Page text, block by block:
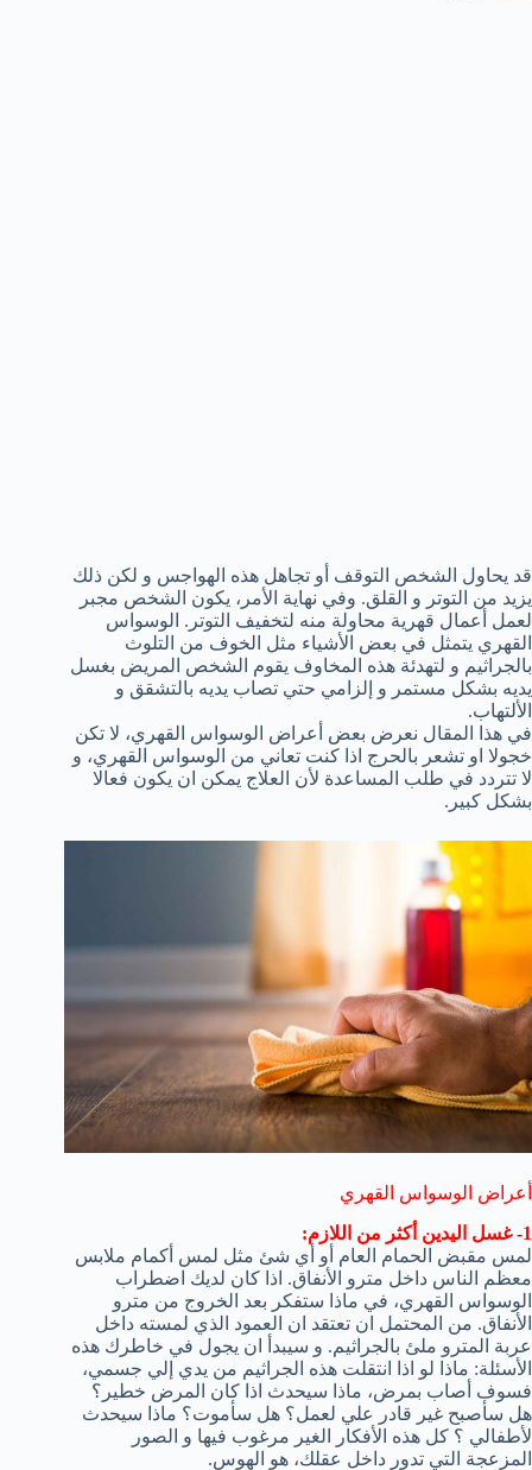
قد يحاول الشخص التوقف أو تجاهل هذه الهواجس و لكن ذلك
يزيد من التوتر و القلق. وفي نهاية الأمر، يكون الشخص مجبر
لعمل أعمال قهرية محاولة منه لتخفيف التوتر. الوسواس
القهري يتمثل في بعض الأشياء مثل الخوف من التلوث
بالجراثيم و لتهدئة هذه المخاوف يقوم الشخص المريض بغسل
يديه بشكل مستمر و إلزامي حتي تصاب يديه بالتشقق و
الألتهاب.
في هذا المقال نعرض بعض أعراض الوسواس القهري، لا تكن
خجولا او تشعر بالحرج اذا كنت تعاني من الوسواس القهري، و
لا تتردد في طلب المساعدة لأن العلاج يمكن ان يكون فعالا
بشكل كبير.
أعراض الوسواس القهري
1- غسل اليدين أكثر من اللازم:
لمس مقبض الحمام العام أو أي شئ مثل لمس أكمام ملابس
معظم الناس داخل مترو الأنفاق. اذا كان لديك اضطراب
الوسواس القهري، في ماذا ستفكر بعد الخروج من مترو
الأنفاق. من المحتمل ان تعتقد ان العمود الذي لمسته داخل
عربة المترو ملئ بالجراثيم. و سيبدأ ان يجول في خاطرك هذه
الأسئلة: ماذا لو اذا انتقلت هذه الجراثيم من يدي إلي جسمي،
فسوف أصاب بمرض، ماذا سيحدث اذا كان المرض خطير؟
هل سأصبح غير قادر علي لعمل؟ هل سأموت؟ ماذا سيحدث
لأطفالي ؟ كل هذه الأفكار الغير مرغوب فيها و الصور
المزعجة التي تدور داخل عقلك، هو الهوس.